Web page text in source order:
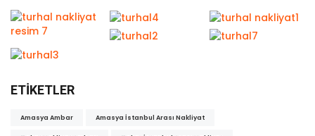
ETIKETLER
Amasya Ambar Amasya İstanbul Arası Nakliyat